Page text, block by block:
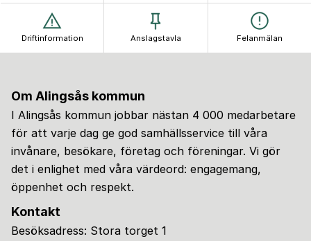
Driftinformation Anslagstavla Felanmälan
Om Alingsås kommun
I Alingsås kommun jobbar nästan 4 000 medarbetare
för att varje dag ge god samhällsservice till våra
invånare, besökare, företag och föreningar. Vi gör
det i enlighet med våra värdeord: engagemang,
öppenhet och respekt.
Kontakt
Besöksadress: Stora torget 1